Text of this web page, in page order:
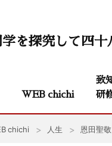
を探究して四十
WEB chichi
致
研
chichi 人生 恩田聖